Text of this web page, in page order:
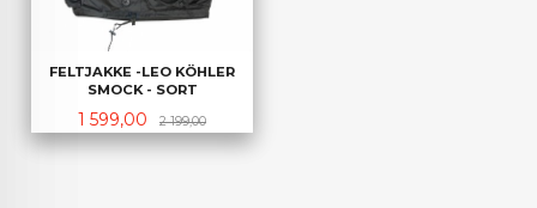
FELTJAKKE -LEO KÖHLER
SMOCK - SORT
Tilbud
1 599,00 2 199,00Rabatt